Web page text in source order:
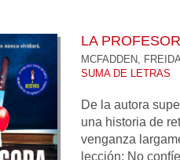
LA
MCFADDEN,
SUMA DE LETRAS
De la autora
una historia de
venganza
lección: No